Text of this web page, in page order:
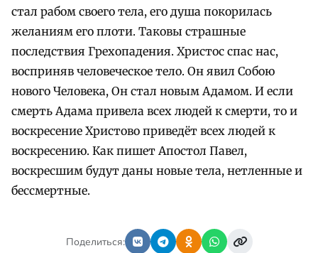
стал рабом своего тела, его душа покорилась
желаниям его плоти. Таковы страшные
последствия Грехопадения. Христос спас нас,
восприняв человеческое тело. Он явил Собою
нового Человека, Он стал новым Адамом. И если
смерть Адама привела всех людей к смерти, то и
воскресение Христово приведёт всех людей к
воскресению. Как пишет Апостол Павел,
воскресшим будут даны новые тела, нетленные и
бессмертные.
Поделиться: